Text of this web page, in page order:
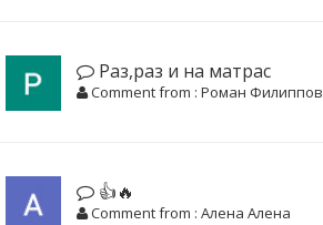
Раз,раз и на матрас
Comment from : Роман Филиппов
👍🔥
Comment from : Алена Алена